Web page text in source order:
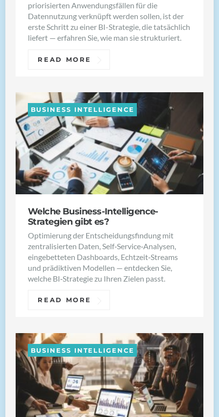
priorisierten Anwendungsfällen für die
Datennutzung verknüpft werden sollen, ist der
erste Schritt zu einer BI-Strategie, die tatsächlich
liefert — erfahren Sie, wie man sie strukturiert.
READ MORE
Welche Business-Intelligence-
Strategien gibt es?
BUSINESS INTELLIGENCE
Optimierung der Entscheidungsfindung mit
zentralisierten Daten, Self‑Service‑Analysen,
eingebetteten Dashboards, Echtzeit‑Streams
und prädiktiven Modellen — entdecken Sie,
welche BI‑Strategie zu Ihren Zielen passt.
READ MORE
BUSINESS INTELLIGENCE